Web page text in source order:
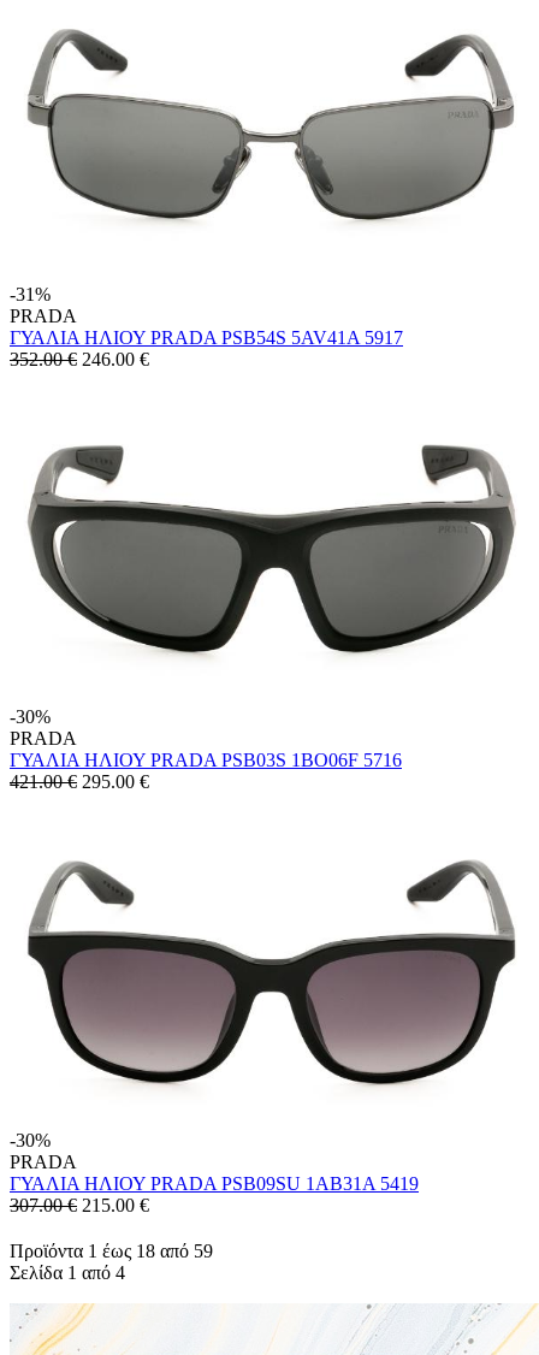
-31%
PRADA
ΓΥΑΛΙΑ ΗΛΙΟΥ PRADA PSB54S 5AV41A 5917
352.00 € 246.00 €
-30%
PRADA
ΓΥΑΛΙΑ ΗΛΙΟΥ PRADA PSB03S 1BO06F 5716
421.00 € 295.00 €
-30%
PRADA
ΓΥΑΛΙΑ ΗΛΙΟΥ PRADA PSB09SU 1AB31A 5419
307.00 € 215.00 €
Προϊόντα 1 έως 18 από 59
Σελίδα 1 από 4